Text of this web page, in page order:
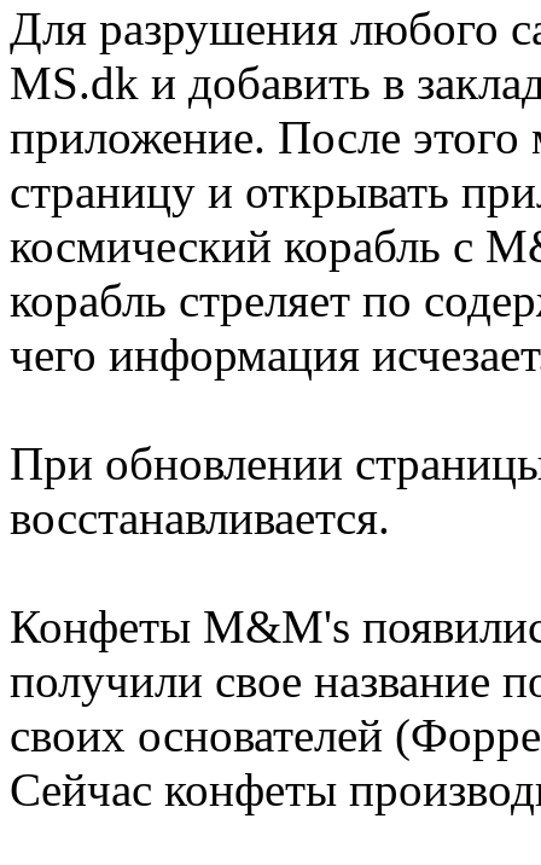
Для разрушения любого
MS.dk и добавить в
приложение. После
страницу и открывать
космический корабль с
корабль стреляет по
чего информация
При обновлении
восстанавливается.
Конфеты M&M's
получили свое название
своих основателей
Сейчас конфеты